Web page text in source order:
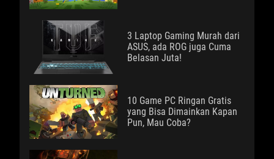
3 Laptop Gaming Murah dari
ASUS, ada ROG juga Cuma
Belasan Juta!
10 Game PC Ringan Gratis
yang Bisa Dimainkan Kapan
Pun, Mau Coba?